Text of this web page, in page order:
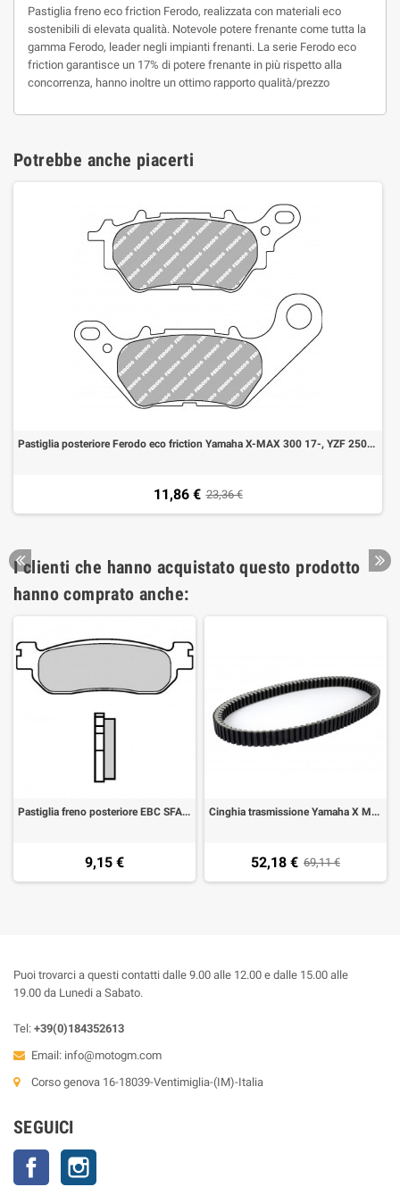
Pastiglia freno eco friction Ferodo, realizzata con materiali eco
sostenibili di elevata qualità. Notevole potere frenante come tutta la
gamma Ferodo, leader negli impianti frenanti. La serie Ferodo eco
friction garantisce un 17% di potere frenante in più rispetto alla
concorrenza, hanno inoltre un ottimo rapporto qualità/prezzo
Potrebbe anche piacerti
Pastiglia posteriore Ferodo eco friction Yamaha X-MAX 300 17-, YZF 250-321, MT-03 2016
11,86 € 23,36 €
I clienti che hanno acquistato questo prodotto
hanno comprato anche:
Pastiglia freno posteriore EBC SFA275 Yamaha XMAX ABS 125 10- X MAX 250 ABS 05-13, X-City 250, MAjesty 250
9,15 €
Cinghia trasmissione Yamaha X MAX 300 2017-2020 Mitsuboshi
52,18 € 69,11 €
Puoi trovarci a questi contatti dalle 9.00 alle 12.00 e dalle 15.00 alle
19.00 da Lunedi a Sabato.
Tel: +39(0)184352613
Email: info@motogm.com
Corso genova 16-18039-Ventimiglia-(IM)-Italia
SEGUICI
Facebook